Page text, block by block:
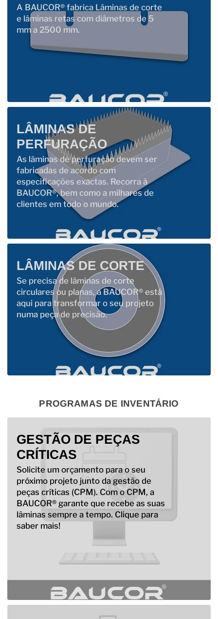
A BAUCOR® fabrica Lâminas de corte
e lâminas retas com diâmetros de 5
mm a 2500 mm.
LÂMINAS DE
PERFURAÇÃO
As lâminas de perfuração devem ser
fabricadas de acordo com
especificações exactas. Recorra à
BAUCOR®, bem como a milhares de
clientes em todo o mundo.
LÂMINAS DE CORTE
Se precisa de lâminas de corte
circulares ou planas, a BAUCOR® está
aqui para transformar o seu projeto
numa peça de precisão.
PROGRAMAS DE INVENTÁRIO
GESTÃO DE PEÇAS
CRÍTICAS
Solicite um orçamento para o seu
próximo projeto junto da gestão de
peças críticas (CPM). Com o CPM, a
BAUCOR® garante que recebe as suas
lâminas sempre a tempo. Clique para
saber mais!